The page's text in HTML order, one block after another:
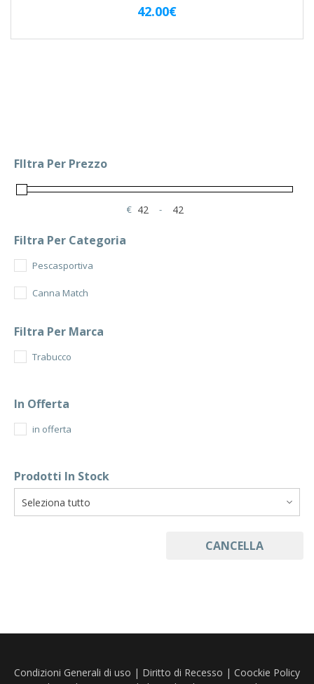
42.00€
FIltra Per Prezzo
€
Minimum Price
-
Maximum Price
Filtra Per Categoria
Pescasportiva
Canna Match
Filtra Per Marca
Trabucco
In Offerta
in offerta
Prodotti In Stock
CANCELLA
Condizioni Generali di uso | Diritto di Recesso | Coockie Policy